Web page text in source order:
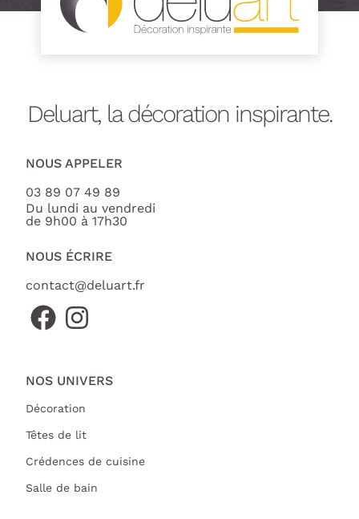
Deluart, la décoration inspirante.
NOUS APPELER
03 89 07 49 89
Du lundi au vendredi
de 9h00 à 17h30
NOUS ÉCRIRE
contact@deluart.fr
NOS UNIVERS
Décoration
Têtes de lit
Crédences de cuisine
Salle de bain